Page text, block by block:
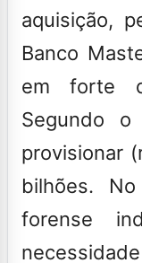
aquisição,
Banco
em forte
Segundo o
provisionar
bilhões.
forense